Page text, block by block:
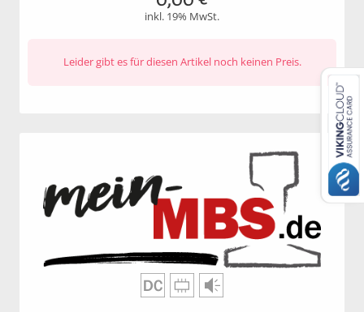
inkl. 19% MwSt.
Leider gibt es für diesen Artikel noch keinen Preis.